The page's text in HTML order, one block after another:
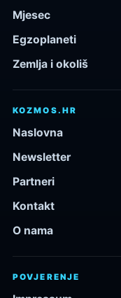
Mjesec
Egzoplaneti
Zemlja i okoliš
KOZMOS.HR
Naslovna
Newsletter
Partneri
Kontakt
O nama
POVJERENJE